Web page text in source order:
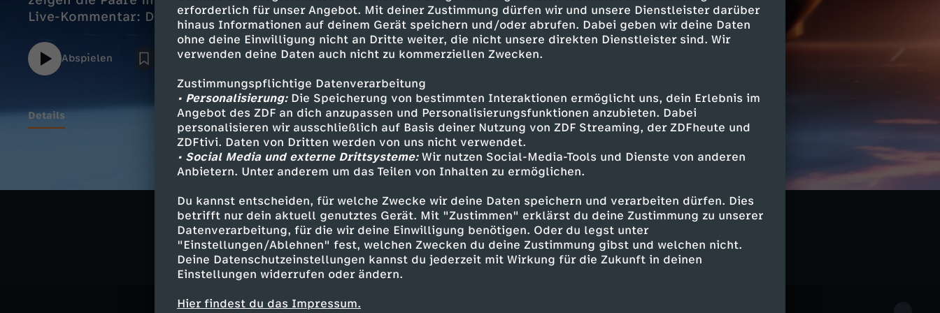
erforderlich für unser Angebot. Mit deiner Zustimmung dürfen wir und unsere Dienstleister darüber
hinaus Informationen auf deinem Gerät speichern und/oder abrufen. Dabei geben wir deine Daten
ohne deine Einwilligung nicht an Dritte weiter, die nicht unsere direkten Dienstleister sind. Wir
verwenden deine Daten auch nicht zu kommerziellen Zwecken.
Zustimmungspflichtige Datenverarbeitung
• Personalisierung:Die Speicherung von bestimmten Interaktionen ermöglicht uns, dein Erlebnis im
Angebot des ZDF an dich anzupassen und Personalisierungsfunktionen anzubieten. Dabei
personalisieren wir ausschließlich auf Basis deiner Nutzung von ZDF Streaming, der ZDFheute und
ZDFtivi. Daten von Dritten werden von uns nicht verwendet.
• Social Media und externe Drittsysteme:Wir nutzen Social-Media-Tools und Dienste von anderen
Anbietern. Unter anderem um das Teilen von Inhalten zu ermöglichen.
Du kannst entscheiden, für welche Zwecke wir deine Daten speichern und verarbeiten dürfen. Dies
betrifft nur dein aktuell genutztes Gerät. Mit "Zustimmen" erklärst du deine Zustimmung zu unserer
Datenverarbeitung, für die wir deine Einwilligung benötigen. Oder du legst unter
"Einstellungen/Ablehnen" fest, welchen Zwecken du deine Zustimmung gibst und welchen nicht.
Deine Datenschutzeinstellungen kannst du jederzeit mit Wirkung für die Zukunft in deinen
Einstellungen widerrufen oder ändern.
Hier findest du das Impressum.
Live-Kommentar: Daniel Weiß (ARD)
Abspielen
Details
Sport Livestream unterhaltsam Olympia 2026